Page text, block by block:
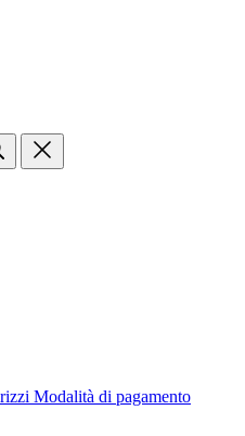
Modalità di pagamento